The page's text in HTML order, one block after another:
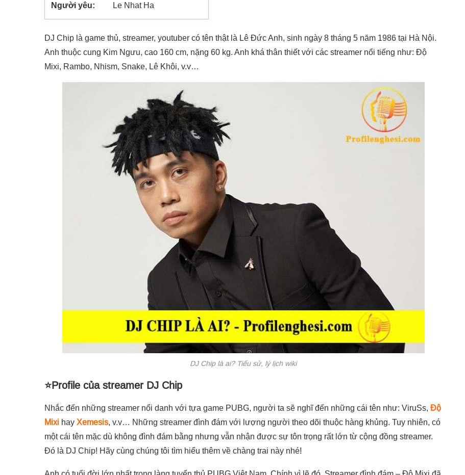
Người yêu: Le Nhat Ha
DJ Chip là game thủ, streamer, youtuber có tên thật là Lê Đức Anh, sinh ngày 8 tháng 5 năm 1986 tại Hà Nội.
Anh thuộc cung Kim Ngưu, cao 160 cm, nặng 60 kg. Anh khá thân thiết với các streamer nổi tiếng như: Độ
Mixi, Rambo, Nhism, Snake, Lê Khôi, v.v…
DJ Chip là ai? Tiểu sử, lý lịch wiki
⭐Profile của streamer DJ Chip
Nhắc đến những streamer nổi danh với tựa game PUBG, người ta sẽ nghĩ đến những cái tên như: ViruSs, Độ
Mixi hay Xemesis, v.v… Những streamer đình đám với lượng người theo dõi thuộc hàng khủng. Tuy nhiên, có
một cái tên mặc dù không đình đám bằng nhưng vẫn nhận được sự tôn trọng rất lớn từ cộng đồng streamer.
Đó là DJ Chip! Hãy cùng chúng tôi tìm hiểu thêm về chàng trai này nhé!